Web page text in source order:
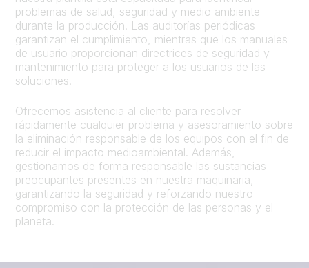
problemas de salud, seguridad y medio ambiente
durante la producción. Las auditorías periódicas
garantizan el cumplimiento, mientras que los manuales
de usuario proporcionan directrices de seguridad y
mantenimiento para proteger a los usuarios de las
soluciones.
Ofrecemos asistencia al cliente para resolver
rápidamente cualquier problema y asesoramiento sobre
la eliminación responsable de los equipos con el fin de
reducir el impacto medioambiental. Además,
gestionamos de forma responsable las sustancias
preocupantes presentes en nuestra maquinaria,
garantizando la seguridad y reforzando nuestro
compromiso con la protección de las personas y el
planeta.